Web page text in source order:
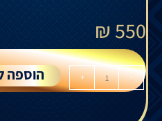
550
₪
-
+ הוספה